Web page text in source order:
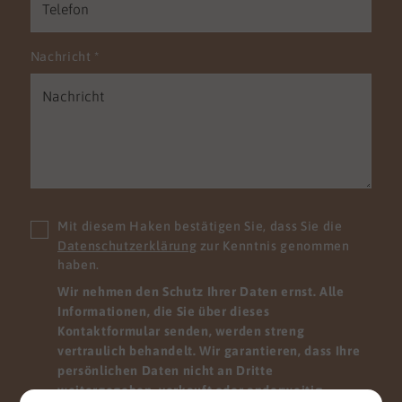
Nachricht *
Mit diesem Haken bestätigen Sie, dass Sie die
Datenschutzerklärung zur Kenntnis genommen
haben.
Wir nehmen den Schutz Ihrer Daten ernst. Alle
Informationen, die Sie über dieses
Kontaktformular senden, werden streng
vertraulich behandelt. Wir garantieren, dass Ihre
persönlichen Daten nicht an Dritte
weitergegeben, verkauft oder anderweitig